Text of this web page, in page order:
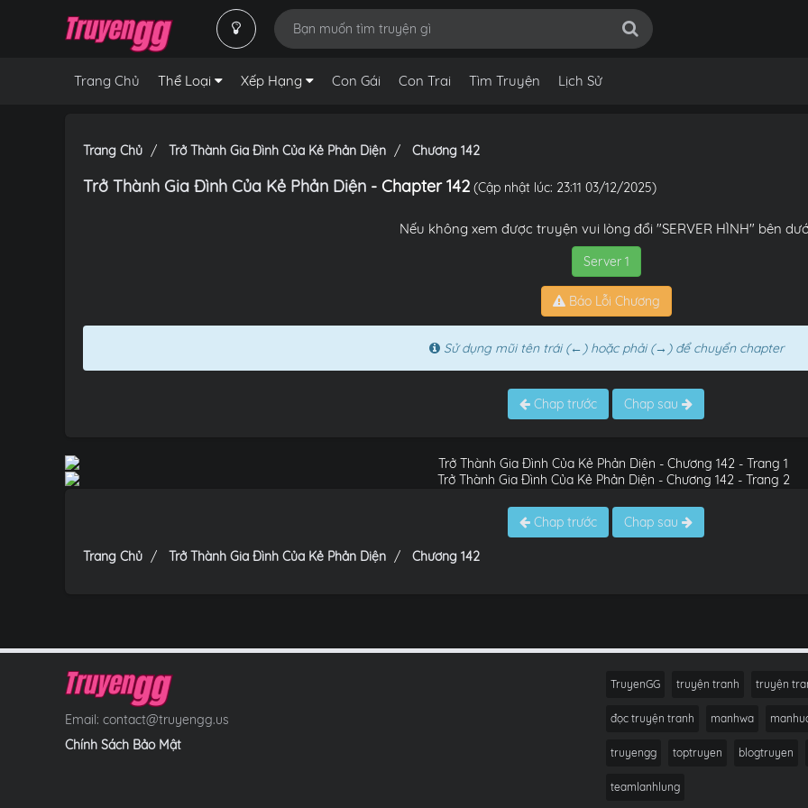
Trang Chủ Thể Loại Xếp Hạng Con Gái Con Trai Tìm Truyện Lịch Sử
Trang Chủ Trở Thành Gia Đình Của Kẻ Phản Diện Chương 142
Trở Thành Gia Đình Của Kẻ Phản Diện - Chapter 142 (Cập nhật lúc: 23:11 03/12/2025)
Nếu không xem được truyện vui lòng đổi "SERVER HÌNH" bên
Server 1
Báo Lỗi Chương
Sử dụng mũi tên trái (←) hoặc phải (→) để chuyển chapter
Chap trước Chap sau
Chap trước Chap sau
Trang Chủ Trở Thành Gia Đình Của Kẻ Phản Diện Chương 142
Email: contact@truyengg.us
Chính Sách Bảo Mật
TruyenGG truyện tranh truyện
đọc truyện tranh manhwa
truyengg toptruyen blogtruyen
teamlanhlung